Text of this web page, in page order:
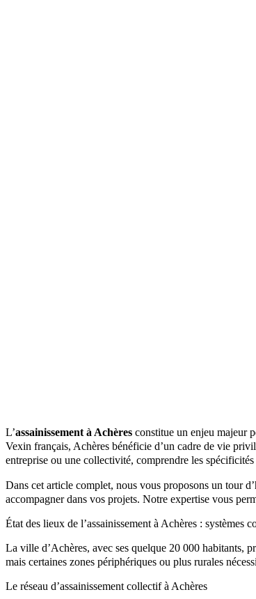
L’assainissement à Achères constitue un enjeu majeur
Vexin français, Achères bénéficie d’un cadre de vie
entreprise ou une collectivité, comprendre les
Dans cet article complet, nous vous proposons un tour
accompagner dans vos projets. Notre expertise vous
État des lieux de l’assainissement à Achères : systèmes
La ville d’Achères, avec ses quelque 20 000 habitants,
mais certaines zones périphériques ou plus rurales
Le réseau d’assainissement collectif à Achères